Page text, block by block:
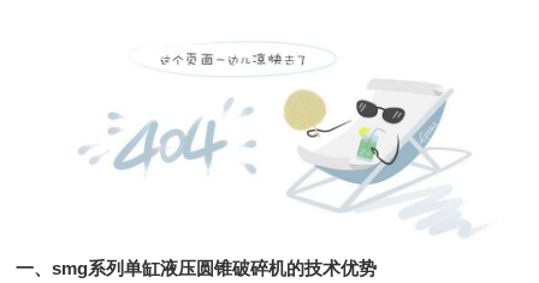
一、smg系列单缸液压圆锥破碎机的技术优势